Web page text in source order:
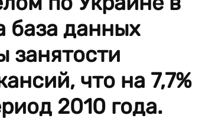
база данных
занятости
что на 7,7%
2010 года.